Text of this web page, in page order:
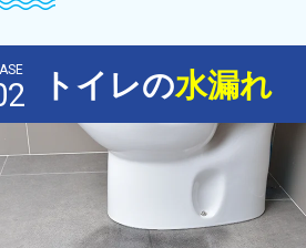
トイレの水漏れ